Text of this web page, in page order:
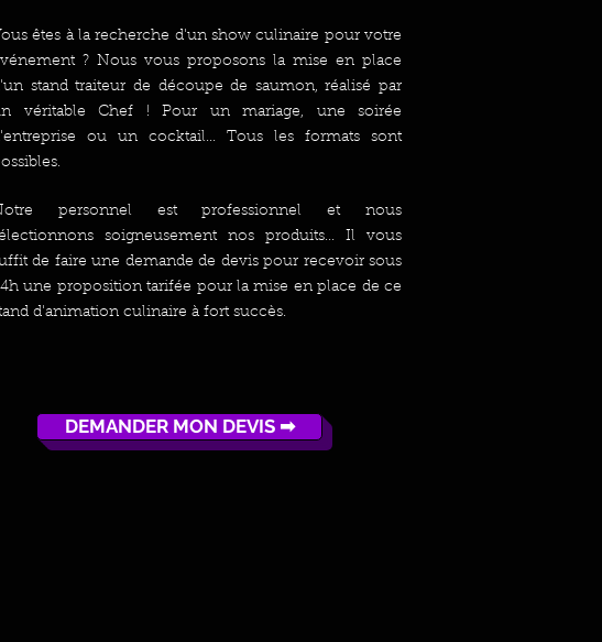
êtes à la recherche d'un show culinaire pour votre
? Nous vous proposons la mise en place
stand traiteur de découpe de saumon, réalisé par
véritable Chef ! Pour un mariage, une soirée
ou un cocktail... Tous les formats sont
personnel est professionnel et nous
soigneusement nos produits... Il vous
de faire une demande de devis pour recevoir sous
une proposition tarifée pour la mise en place de ce
d'animation culinaire à fort succès.
DEMANDER MON DEVIS ➡